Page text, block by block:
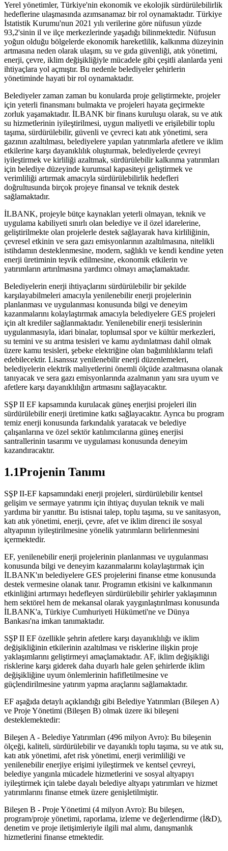
Yerel yönetimler, Türkiye'nin ekonomik ve ekolojik sürdürülebilirlik
hedeflerine ulaşmasında azımsanamaz bir rol oynamaktadır. Türkiye
İstatistik Kurumu'nun 2021 yılı verilerine göre nüfusun yüzde
93,2'sinin il ve ilçe merkezlerinde yaşadığı bilinmektedir. Nüfusun
yoğun olduğu bölgelerde ekonomik hareketlilik, kalkınma düzeyinin
artmasına neden olarak ulaşım, su ve gıda güvenliği, atık yönetimi,
enerji, çevre, iklim değişikliğiyle mücadele gibi çeşitli alanlarda yeni
ihtiyaçlara yol açmıştır. Bu nedenle belediyeler şehirlerin
yönetiminde hayati bir rol oynamaktadır.
Belediyeler zaman zaman bu konularda proje geliştirmekte, projeler
için yeterli finansmanı bulmakta ve projeleri hayata geçirmekte
zorluk yaşamaktadır. İLBANK bir finans kuruluşu olarak, su ve atık
su hizmetlerinin iyileştirilmesi, uygun maliyetli ve erişilebilir toplu
taşıma, sürdürülebilir, güvenli ve çevreci katı atık yönetimi, sera
gazının azaltılması, belediyelere yapılan yatırımlarla afetlere ve iklim
etkilerine karşı dayanıklılık oluşturmak, belediyelerde çevreyi
iyileştirmek ve kirliliği azaltmak, sürdürülebilir kalkınma yatırımları
için belediye düzeyinde kurumsal kapasiteyi geliştirmek ve
verimliliği artırmak amacıyla sürdürülebilirlik hedefleri
doğrultusunda birçok projeye finansal ve teknik destek
sağlamaktadır.
İLBANK, projeyle bütçe kaynakları yeterli olmayan, teknik ve
uygulama kabiliyeti sınırlı olan belediye ve il özel idarelerine,
geliştirilmekte olan projelerle destek sağlayarak hava kirliliğinin,
çevresel etkinin ve sera gazı emisyonlarının azaltılmasına, nitelikli
istihdamın desteklenmesine, modern, sağlıklı ve kendi kendine yeten
enerji üretiminin teşvik edilmesine, ekonomik etkilerin ve
yatırımların artırılmasına yardımcı olmayı amaçlamaktadır.
Belediyelerin enerji ihtiyaçlarını sürdürülebilir bir şekilde
karşılayabilmeleri amacıyla yenilenebilir enerji projelerinin
planlanması ve uygulanması konusunda bilgi ve deneyim
kazanmalarını kolaylaştırmak amacıyla belediyelere GES projeleri
için alt krediler sağlanmaktadır. Yenilenebilir enerji tesislerinin
uygulanmasıyla, idari binalar, toplumsal spor ve kültür merkezleri,
su temini ve su arıtma tesisleri ve kamu aydınlatması dahil olmak
üzere kamu tesisleri, şebeke elektriğine olan bağımlılıklarını telafi
edebilecektir. Lisanssız yenilenebilir enerji düzenlemeleri,
belediyelerin elektrik maliyetlerini önemli ölçüde azaltmasına olanak
tanıyacak ve sera gazı emisyonlarında azalmanın yanı sıra uyum ve
afetlere karşı dayanıklılığın artmasını sağlayacaktır.
SŞP II EF kapsamında kurulacak güneş enerjisi projeleri ilin
sürdürülebilir enerji üretimine katkı sağlayacaktır. Ayrıca bu program
temiz enerji konusunda farkındalık yaratacak ve belediye
çalışanlarına ve özel sektör katılımcılarına güneş enerjisi
santrallerinin tasarımı ve uygulaması konusunda deneyim
kazandıracaktır.
1.1Projenin Tanımı
SŞP II-EF kapsamındaki enerji projeleri, sürdürülebilir kentsel
gelişim ve sermaye yatırımı için ihtiyaç duyulan teknik ve mali
yardıma bir yanıttır. Bu istisnai talep, toplu taşıma, su ve sanitasyon,
katı atık yönetimi, enerji, çevre, afet ve iklim direnci ile sosyal
altyapının iyileştirilmesine yönelik yatırımların belirlenmesini
içermektedir.
EF, yenilenebilir enerji projelerinin planlanması ve uygulanması
konusunda bilgi ve deneyim kazanmalarını kolaylaştırmak için
İLBANK'ın belediyelere GES projelerini finanse etme konusunda
destek vermesine olanak tanır. Programın etkisini ve kalkınmanın
etkinliğini artırmayı hedefleyen sürdürülebilir şehirler yaklaşımının
hem sektörel hem de mekansal olarak yaygınlaştırılması konusunda
İLBANK'a, Türkiye Cumhuriyeti Hükümeti'ne ve Dünya
Bankası'na imkan tanımaktadır.
SŞP II EF özellikle şehrin afetlere karşı dayanıklılığı ve iklim
değişikliğinin etkilerinin azaltılması ve risklerine ilişkin proje
yaklaşımlarını geliştirmeyi amaçlamaktadır. AF, iklim değişikliği
risklerine karşı giderek daha duyarlı hale gelen şehirlerde iklim
değişikliğine uyum önlemlerinin hafifletilmesine ve
güçlendirilmesine yatırım yapma araçlarını sağlamaktadır.
EF aşağıda detaylı açıklandığı gibi Belediye Yatırımları (Bileşen A)
ve Proje Yönetimi (Bileşen B) olmak üzere iki bileşeni
desteklemektedir:
Bileşen A - Belediye Yatırımları (496 milyon Avro): Bu bileşenin
ölçeği, kaliteli, sürdürülebilir ve dayanıklı toplu taşıma, su ve atık su,
katı atık yönetimi, afet risk yönetimi, enerji verimliliği ve
yenilenebilir enerjiye erişimi iyileştirmek ve kentsel çevreyi,
belediye yangınla mücadele hizmetlerini ve sosyal altyapıyı
iyileştirmek için talebe dayalı belediye altyapı yatırımları ve hizmet
yatırımlarını finanse etmek üzere genişletilmiştir.
Bileşen B - Proje Yönetimi (4 milyon Avro): Bu bileşen,
program/proje yönetimi, raporlama, izleme ve değerlendirme (İ&D),
denetim ve proje iletişimleriyle ilgili mal alımı, danışmanlık
hizmetlerini finanse etmektedir.